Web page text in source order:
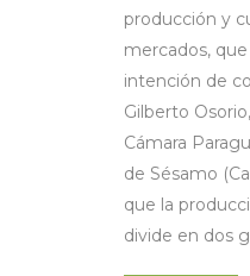
producción y
mercados,
intención de
Gilberto
Cámara
de Sésamo
que la
divide en dos